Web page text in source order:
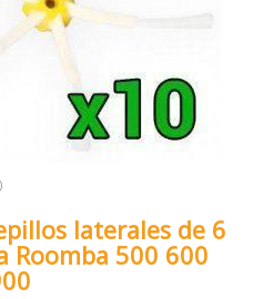
laterales de 6
Roomba 500 600